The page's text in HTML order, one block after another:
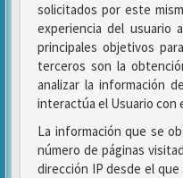
solicitados por este
experiencia del usuario
principales objetivos
terceros son la
analizar la información
interactúa el Usuario con
La información que se
número de páginas
dirección IP desde el